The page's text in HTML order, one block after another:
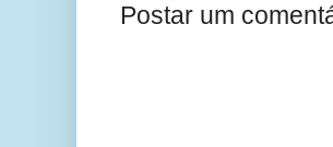
Postar um